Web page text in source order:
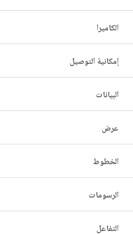
الكاميرا
إمكانية التوصيل
البيانات
عرض
الخطوط
الرسومات
التفاعل